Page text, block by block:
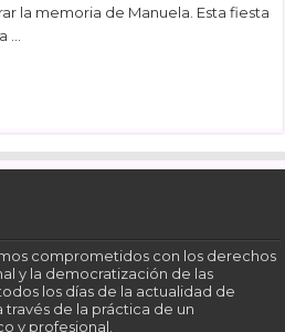
la memoria de Manuela. Esta fiesta
…
comprometidos con los derechos
y la democratización de las
los días de la actualidad de
de la práctica de un
y profesional.